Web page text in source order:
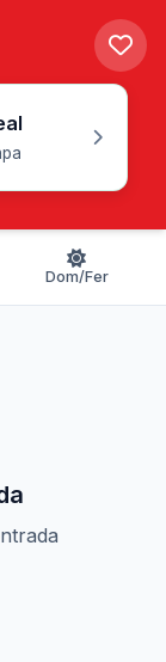
Dom/Fer